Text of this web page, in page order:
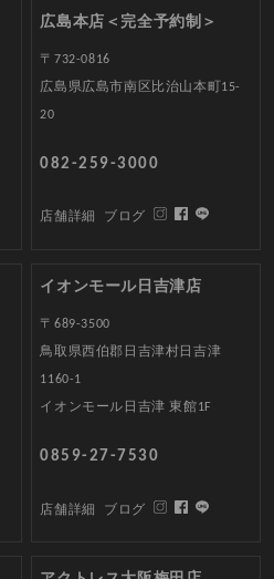
広島本店＜完全予約制＞
〒732-0816
広島県広島市南区比治山本町15-
20
082-259-3000
店舗詳細 ブログ
イオンモール日吉津店
〒689-3500
鳥取県西伯郡日吉津村日吉津
1160-1
イオンモール日吉津 東館1F
0859-27-7530
店舗詳細 ブログ